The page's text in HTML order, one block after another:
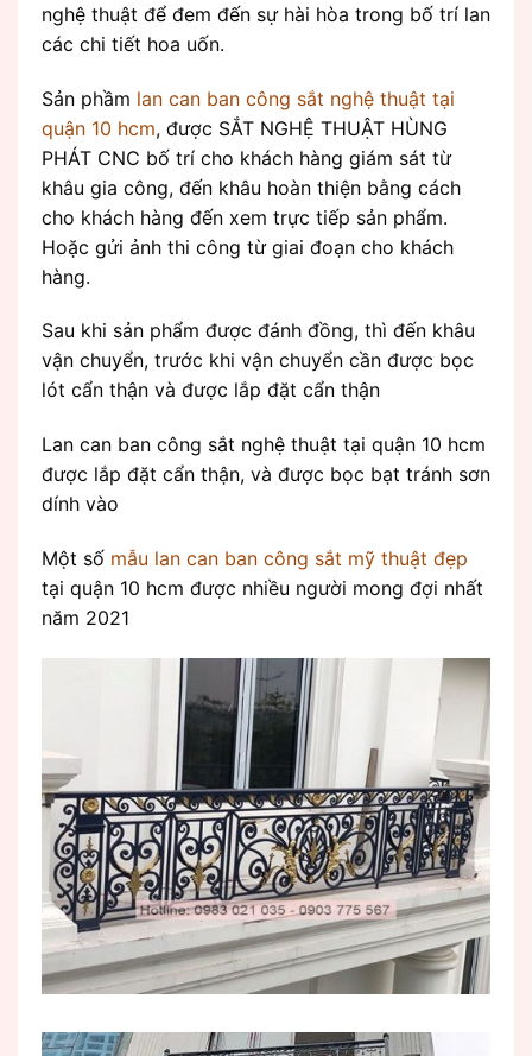
nghệ thuật để đem đến sự hài hòa trong bố trí lan
các chi tiết hoa uốn.
Sản phầm lan can ban công sắt nghệ thuật tại
quận 10 hcm, được SẮT NGHỆ THUẬT HÙNG
PHÁT CNC bố trí cho khách hàng giám sát từ
khâu gia công, đến khâu hoàn thiện bằng cách
cho khách hàng đến xem trực tiếp sản phẩm.
Hoặc gửi ảnh thi công từ giai đoạn cho khách
hàng.
Sau khi sản phẩm được đánh đồng, thì đến khâu
vận chuyển, trước khi vận chuyển cần được bọc
lót cẩn thận và được lắp đặt cẩn thận
Lan can ban công sắt nghệ thuật tại quận 10 hcm
được lắp đặt cẩn thận, và được bọc bạt tránh sơn
dính vào
Một số mẫu lan can ban công sắt mỹ thuật đẹp
tại quận 10 hcm được nhiều người mong đợi nhất
năm 2021